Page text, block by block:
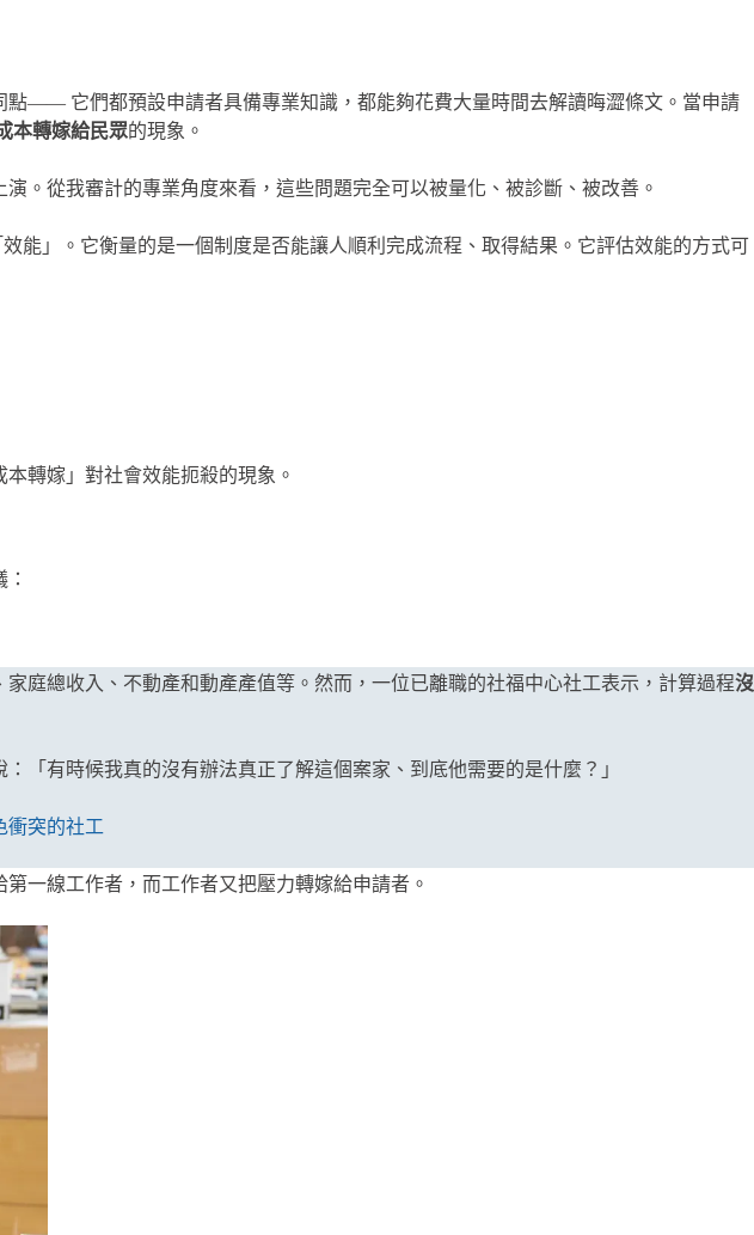
—— 它們都預設申請者具備專業知識，都能夠花費大量時間去解讀晦澀條文。當申請
本轉嫁給民眾的現象。
。從我審計的專業角度來看，這些問題完全可以被量化、被診斷、被改善。
能」。它衡量的是一個制度是否能讓人順利完成流程、取得結果。它評估效能的方式可
轉嫁」對社會效能扼殺的現象。
庭總收入、不動產和動產產值等。然而，一位已離職的社福中心社工表示，計算過程沒
「有時候我真的沒有辦法真正了解這個案家、到底他需要的是什麼？」
衝突的社工
一線工作者，而工作者又把壓力轉嫁給申請者。